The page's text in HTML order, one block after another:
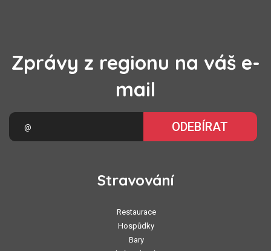
Zprávy z regionu na váš e-
mail
ODEBÍRAT
Stravování
Restaurace
Hospůdky
Bary